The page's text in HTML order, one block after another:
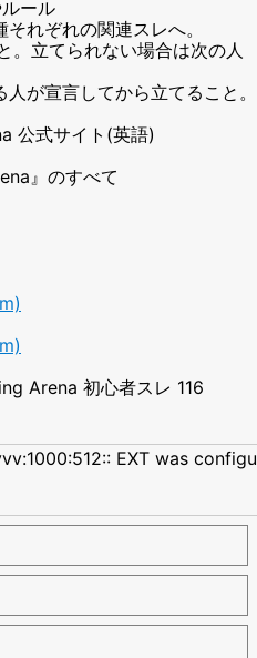
ール
れぞれの関連スレへ。
。立てられない場合は次の人
が宣言してから立てること。
公式サイト(英語)
』のすべて
Arena 初心者スレ 116
EXT was configu